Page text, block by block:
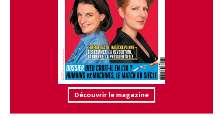
Découvrir le magazine